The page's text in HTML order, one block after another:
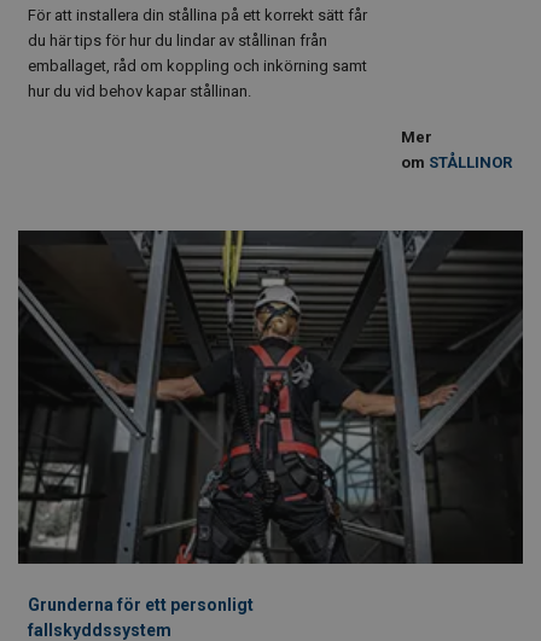
För att installera din stållina på ett korrekt sätt får
du här tips för hur du lindar av stållinan från
emballaget, råd om koppling och inkörning samt
hur du vid behov kapar stållinan.
Mer
om STÅLLINOR
Grunderna för ett personligt
fallskyddssystem